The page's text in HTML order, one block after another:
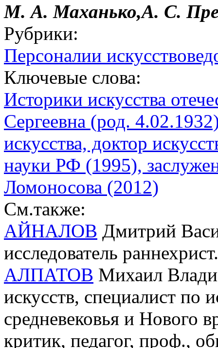
М. А. Маханько,А. С.
Рубрики:
Персоналии
Ключевые слова:
Историки искусства
Сергеевна (род.
искусства, доктор
науки РФ (1995),
Ломоносова (2012)
См.также:
АЙНАЛОВ Дмитрий
исследователь
АЛПАТОВ Михаил
искусств, специалист по
средневековья и Нового
критик, педагог, проф.,